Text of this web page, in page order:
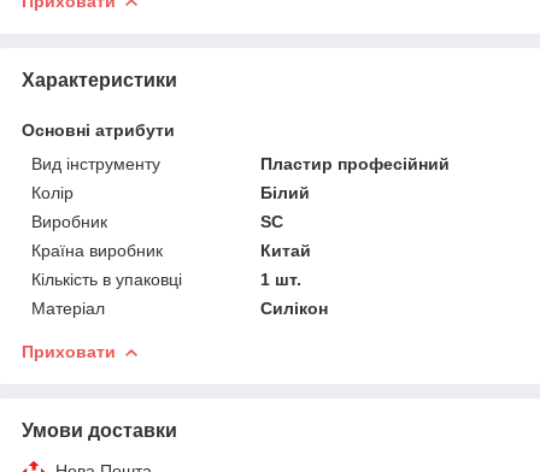
Характеристики
Основні атрибути
Вид інструменту
Пластир професійний
Колір
Білий
Виробник
SC
Країна виробник
Китай
Кількість в упаковці
1 шт.
Матеріал
Силікон
Приховати
Умови доставки